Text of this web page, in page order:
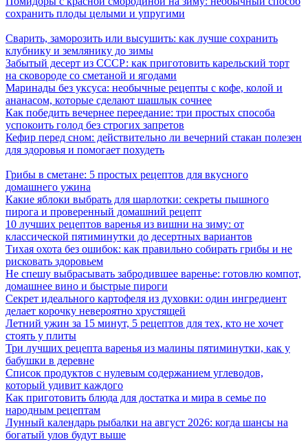
сохранить плоды целыми и упругими
Сварить, заморозить или высушить: как лучше сохранить
клубнику и землянику до зимы
Забытый десерт из СССР: как приготовить карельский торт
на сковороде со сметаной и ягодами
Маринады без уксуса: необычные рецепты с кофе, колой и
ананасом, которые сделают шашлык сочнее
Как победить вечернее переедание: три простых способа
успокоить голод без строгих запретов
Кефир перед сном: действительно ли вечерний стакан полезен
для здоровья и помогает похудеть
Грибы в сметане: 5 простых рецептов для вкусного
домашнего ужина
Какие яблоки выбрать для шарлотки: секреты пышного
пирога и проверенный домашний рецепт
10 лучших рецептов варенья из вишни на зиму: от
классической пятиминутки до десертных вариантов
Тихая охота без ошибок: как правильно собирать грибы и не
рисковать здоровьем
Не спешу выбрасывать забродившее варенье: готовлю компот,
домашнее вино и быстрые пироги
Секрет идеального картофеля из духовки: один ингредиент
делает корочку невероятно хрустящей
Летний ужин за 15 минут, 5 рецептов для тех, кто не хочет
стоять у плиты
Три лучших рецепта варенья из малины пятиминутки, как у
бабушки в деревне
Список продуктов с нулевым содержанием углеводов,
который удивит каждого
Как приготовить блюда для достатка и мира в семье по
народным рецептам
Лунный календарь рыбалки на август 2026: когда шансы на
богатый улов будут выше